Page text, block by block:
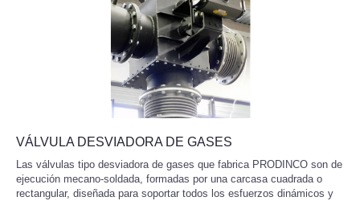
VÁLVULA DESVIADORA DE GASES
Las válvulas tipo desviadora de gases que fabrica PRODINCO son de
ejecución mecano-soldada, formadas por una carcasa cuadrada o
rectangular, diseñada para soportar todos los esfuerzos dinámicos y